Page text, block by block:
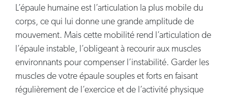
L’épaule humaine est l’articulation la plus mobile du
corps, ce qui lui donne une grande amplitude de
mouvement. Mais cette mobilité rend l’articulation de
l’épaule instable, l’obligeant à recourir aux muscles
environnants pour compenser l’instabilité. Garder les
muscles de votre épaule souples et forts en faisant
régulièrement de l’exercice et de l’activité physique